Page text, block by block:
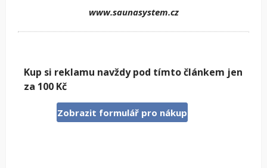
www.saunasystem.cz
Kup si reklamu navždy pod tímto článkem jen
za 100 Kč
Zobrazit formulář pro nákup